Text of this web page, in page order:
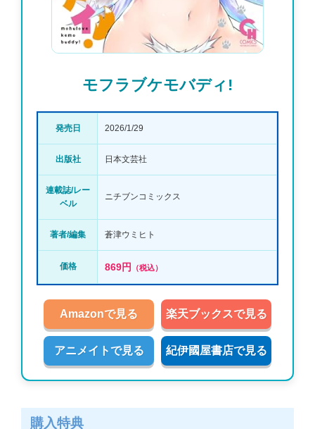
モフラブケモバディ!
発売日 2026/1/29
出版社 日本文芸社
連載誌/レー
ベル
ニチブンコミックス
著者/編集 蒼津ウミヒト
価格 869円 （税込）
Amazonで見る 楽天ブックスで見る
アニメイトで見る 紀伊國屋書店で見る
購入特典